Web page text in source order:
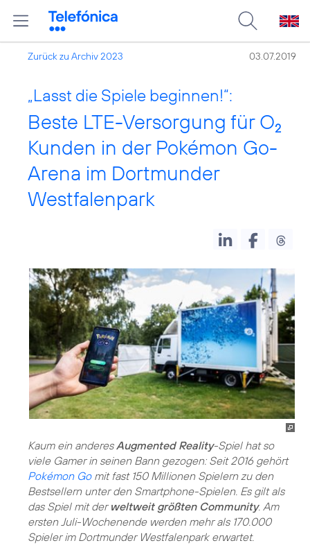
Zurück zu Archiv 2023 03.07.2019
„Lasst die Spiele beginnen!“:
Beste LTE-Versorgung für O2
Kunden in der Pokémon Go-
Arena im Dortmunder
Westfalenpark
Kaum ein anderesAugmented Reality-Spiel hat so
viele Gamer in seinen Bann gezogen: Seit 2016 gehört
Pokémon Gomit fast 150 Millionen Spielern zu den
Bestsellern unter den Smartphone-Spielen. Es gilt als
das Spiel mit der weltweit größten Community. Am
ersten Juli-Wochenende werden mehr als 170.000
Spieler im Dortmunder Westfalenpark erwartet.